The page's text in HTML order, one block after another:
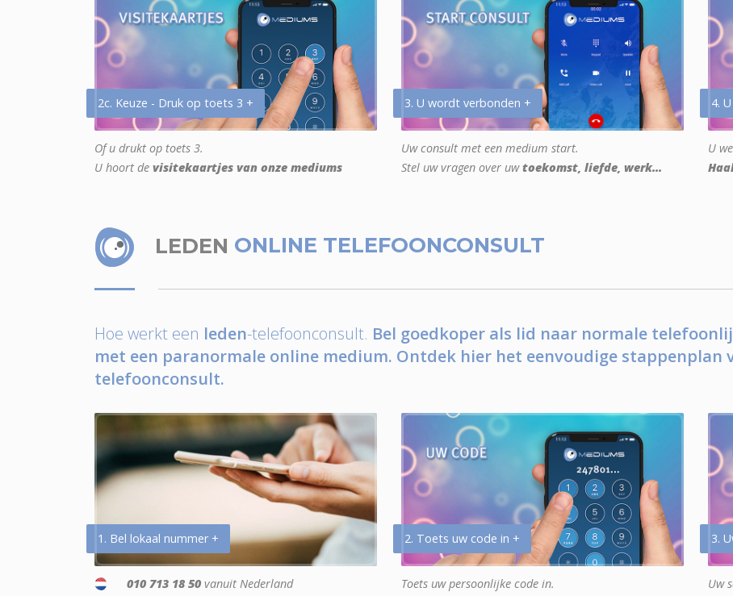
2c. Keuze - Druk op toets 3 +
Of u drukt op toets 3.
U hoort de visitekaartjes van onze mediums
3. U wordt verbonden +
Uw consult met een medium start.
Stel uw vragen over uwtoekomst, liefde, werk...
4.
U
LEDEN ONLINE TELEFOONCONSULT
Hoe werkt een leden-telefoonconsult. Bel goedkoper als lid naar normale
met een paranormale online medium. Ontdek hier het eenvoudige stappenplan
telefoonconsult.
1. Bel lokaal nummer +
010 713 18 50 vanuit Nederland
2. Toets uw code in +
Toets uw persoonlijke code in.
3.
Uw